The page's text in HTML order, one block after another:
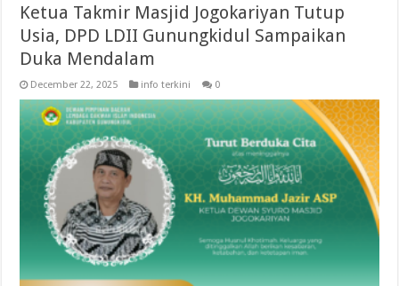
Ketua Takmir Masjid Jogokariyan Tutup
Usia, DPD LDII Gunungkidul Sampaikan
Duka Mendalam
December 22, 2025 info terkini 0